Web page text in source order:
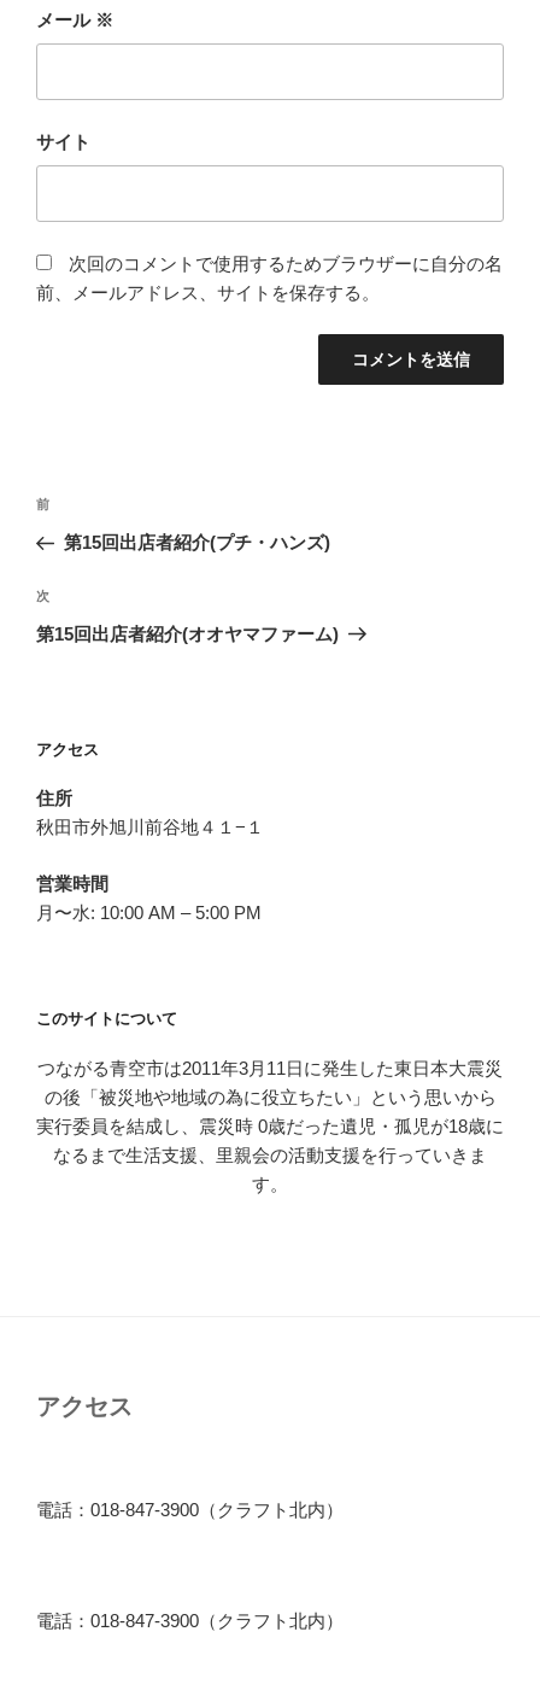
メール ※
サイト
次回のコメントで使用するためブラウザーに自分の名
前、メールアドレス、サイトを保存する。
投
ナ
ビ
ゲ
ン
前
の
稿
前
第15回出店者紹介(プチ・ハンズ)
次
の
次
第15回出店者紹介(オオヤマファーム)
アクセス
住所
秋田市外旭川前谷地４１−１
営業時間
月〜水: 10:00 AM – 5:00 PM
このサイトについて
つながる青空市は2011年3月11日に発生した東日本大震災
の後「被災地や地域の為に役立ちたい」という思いから
実行委員を結成し、震災時 0歳だった遺児・孤児が18歳に
なるまで生活支援、里親会の活動支援を行っていきま
す。
アクセス
電話：018-847-3900（クラフト北内）
電話：018-847-3900（クラフト北内）